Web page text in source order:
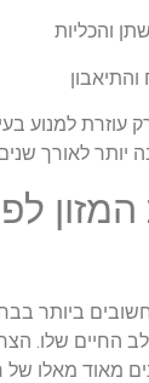
והכליות
עוזרת למנוע
יותר לאורך
ביותר
החיים שלו.
מאוד מאלו של